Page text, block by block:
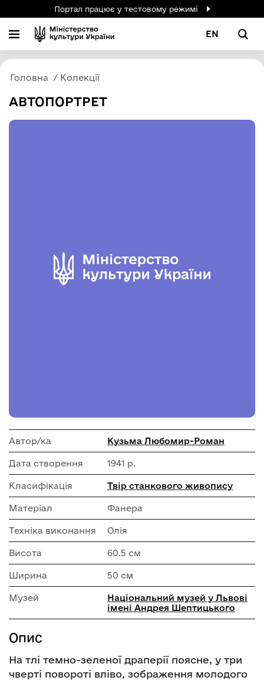
Портал працює у тестовому режимі
EN
Головна Колекції
АВТОПОРТРЕТ
Автор/ка Кузьма Любомир-Роман
Дата створення 1941 р.
Класифікація Твір станкового живопису
Матеріал Фанера
Техніка виконання Олія
Висота 60.5 см
Ширина 50 см
Музей
Національний музей у Львові
імені Андрея Шептицького
Опис
На тлі темно-зеленої драперії поясне, у три
чверті повороті вліво, зображення молодого